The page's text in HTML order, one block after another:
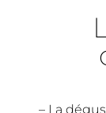
– La